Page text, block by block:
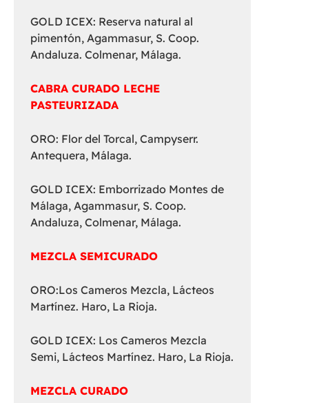
GOLD ICEX: Reserva natural al
pimentón, Agammasur, S. Coop.
Andaluza. Colmenar, Málaga.
CABRA CURADO LECHE
PASTEURIZADA
ORO: Flor del Torcal, Campyserr.
Antequera, Málaga.
GOLD ICEX: Emborrizado Montes de
Málaga, Agammasur, S. Coop.
Andaluza, Colmenar, Málaga.
MEZCLA SEMICURADO
ORO:Los Cameros Mezcla, Lácteos
Martínez. Haro, La Rioja.
GOLD ICEX: Los Cameros Mezcla
Semi, Lácteos Martínez. Haro, La Rioja.
MEZCLA CURADO